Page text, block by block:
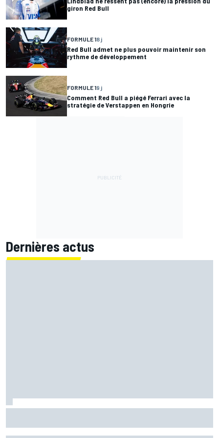
giron Red Bull
FORMULE 18 j
Red Bull admet ne plus pouvoir maintenir son
rythme de développement
FORMULE 19 j
Comment Red Bull a piégé Ferrari avec la
stratégie de Verstappen en Hongrie
Dernières actus